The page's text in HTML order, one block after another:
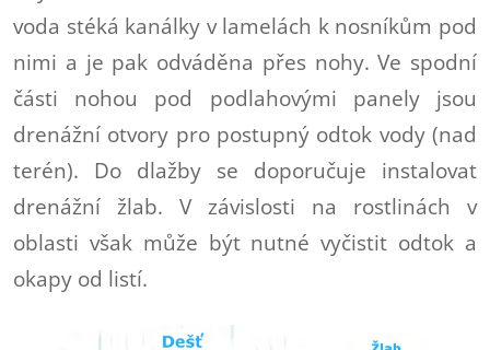
voda stéká kanálky v lamelách k nosníkům pod
nimi a je pak odváděna přes nohy. Ve spodní
části nohou pod podlahovými panely jsou
drenážní otvory pro postupný odtok vody (nad
terén). Do dlažby se doporučuje instalovat
drenážní žlab. V závislosti na rostlinách v
oblasti však může být nutné vyčistit odtok a
okapy od listí.